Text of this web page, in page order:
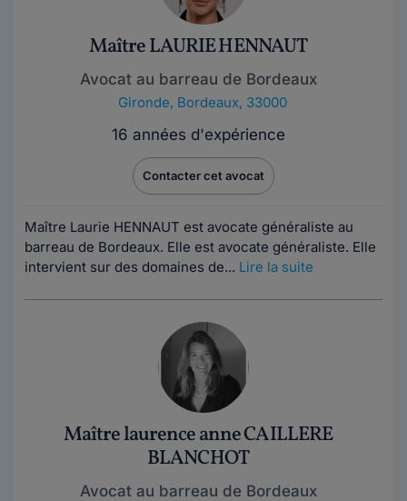
Maître LAURIE HENNAUT
Avocat au barreau de Bordeaux
Gironde, Bordeaux, 33000
16 années d'expérience
Contacter cet avocat
Maître Laurie HENNAUT est avocate généraliste au
barreau de Bordeaux. Elle est avocate généraliste. Elle
intervient sur des domaines de... Lire la suite
Maître laurence anne CAILLERE
BLANCHOT
Avocat au barreau de Bordeaux